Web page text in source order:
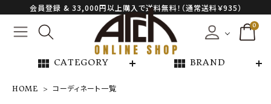
会員登録 & 33,000円以上購入で送料無料！（通常送料￥935）
0
view_module CATEGORY view_module BRAND
HOME コーディネート一覧